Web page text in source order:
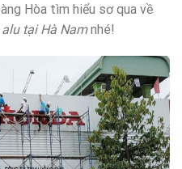
Hòa tìm hiểu sơ qua về
tại Hà Namnhé!